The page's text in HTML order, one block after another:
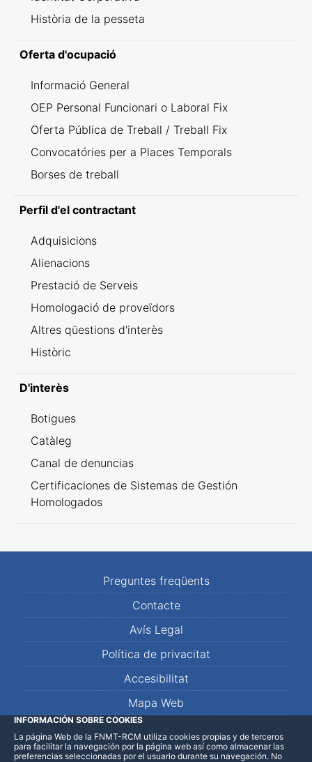
Història de la pesseta
Oferta d'ocupació
Informació General
OEP Personal Funcionari o Laboral Fix
Oferta Pública de Treball / Treball Fix
Convocatóries per a Places Temporals
Borses de treball
Perfil d'el contractant
Adquisicions
Alienacions
Prestació de Serveis
Homologació de proveïdors
Altres qüestions d'interès
Històric
D'interès
Botigues
Catàleg
Canal de denuncias
Certificaciones de Sistemas de Gestión
Homologados
Preguntes freqüents
Contacte
Avís Legal
Política de privacitat
Accesibilitat
Mapa Web
LinkedInFacebookWhatsApp
INFORMACIÓN SOBRE COOKIES
La página Web de la FNMT-RCM utiliza cookies propias y de terceros
para facilitar la navegación por la página web así como almacenar las
preferencias seleccionadas por el usuario durante su navegación. No